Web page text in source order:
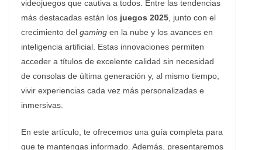
videojuegos que cautiva a todos. Entre las tendencias
más destacadas están los juegos 2025 , junto con el
crecimiento del gaming en la nube y los avances en
inteligencia artificial. Estas innovaciones permiten
acceder a títulos de excelente calidad sin necesidad
de consolas de última generación y, al mismo tiempo,
vivir experiencias cada vez más personalizadas e
inmersivas.
En este artículo, te ofrecemos una guía completa para
que te mantengas informado. Además, presentaremos